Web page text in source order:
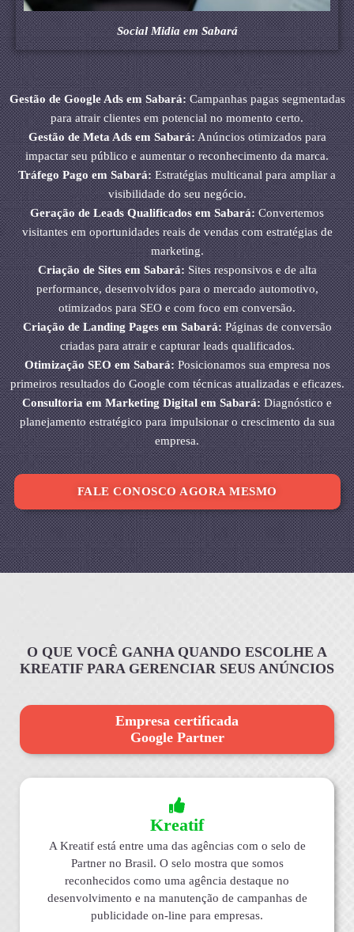
Social Midia em Sabará
Gestão de Google Ads em Sabará:Campanhas pagas segmentadas
para atrair clientes em potencial no momento certo.
Gestão de Meta Ads em Sabará:Anúncios otimizados para
impactar seu público e aumentar o reconhecimento da marca.
Tráfego Pago em Sabará:Estratégias multicanal para ampliar a
visibilidade do seu negócio.
Geração de Leads Qualificados em Sabará:Convertemos
visitantes em oportunidades reais de vendas com estratégias de
marketing.
Criação de Sites em Sabará:Sites responsivos e de alta
performance, desenvolvidos para o mercado automotivo,
otimizados para SEO e com foco em conversão.
Criação de Landing Pages em Sabará:Páginas de conversão
criadas para atrair e capturar leads qualificados.
Otimização SEO em Sabará:Posicionamos sua empresa nos
primeiros resultados do Google com técnicas atualizadas e eficazes.
Consultoria em Marketing Digital em Sabará:Diagnóstico e
planejamento estratégico para impulsionar o crescimento da sua
empresa.
FALE CONOSCO AGORA MESMO
O QUE VOCÊ GANHA QUANDO ESCOLHE A
KREATIF PARA GERENCIAR SEUS ANÚNCIOS
Empresa certificada
Google Partner
Kreatif
A Kreatif está entre uma das agências com o selo de
Partner no Brasil. O selo mostra que somos
reconhecidos como uma agência destaque no
desenvolvimento e na manutenção de campanhas de
publicidade on-line para empresas.